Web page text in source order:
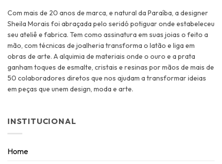
Com mais de 20 anos de marca, e natural da Paraíba, a designer
Sheila Morais foi abraçada pelo seridó potiguar onde estabeleceu
seu ateliê e fabrica. Tem como assinatura em suas joias o feito a
mão, com técnicas de joalheria transforma o latão e liga em
obras de arte. A alquimia de materiais onde o ouro e a prata
ganham toques de esmalte, cristais e resinas por mãos de mais de
50 colaboradores diretos que nos ajudam a transformar ideias
em peças que unem design, moda e arte.
INSTITUCIONAL
Home